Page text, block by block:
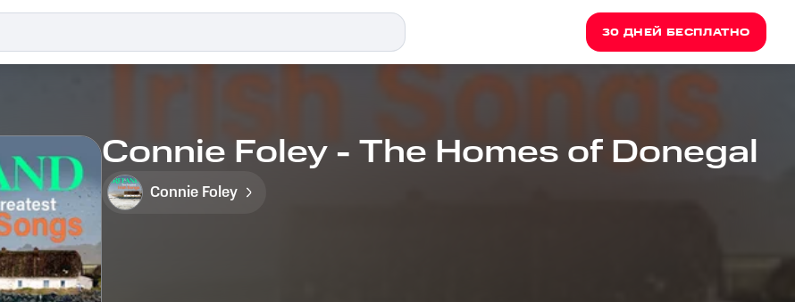
30 ДНЕЙ БЕСПЛАТНО
Connie Foley - The Homes of Donegal
Connie Foley